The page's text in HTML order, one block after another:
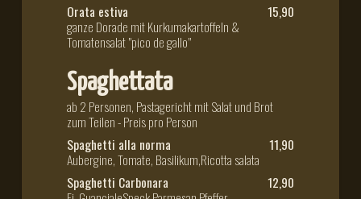
Orata estiva
ganze Dorade mit Kurkumakartoffeln &
Tomatensalat "pico de gallo"
15,90
Spaghettata
ab 2 Personen, Pastagericht mit Salat und Brot
zum Teilen - Preis pro Person
Spaghetti alla norma
Aubergine, Tomate, Basilikum,Ricotta salata
11,90
Spaghetti Carbonara
12,90